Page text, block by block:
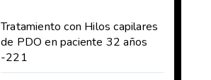
Tratamiento con Hilos capilares
de PDO en paciente 32 años
-221